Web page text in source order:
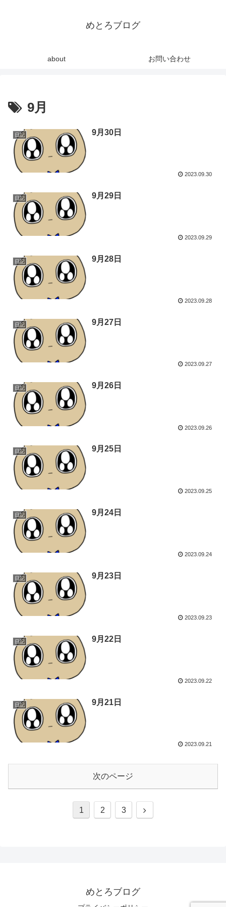
めとろブログ
about お問い合わせ
9月
日記 9月30日
2023.09.30
日記 9月29日
2023.09.29
日記 9月28日
2023.09.28
日記 9月27日
2023.09.27
日記 9月26日
2023.09.26
日記 9月25日
2023.09.25
日記 9月24日
2023.09.24
日記 9月23日
2023.09.23
日記 9月22日
2023.09.22
日記 9月21日
2023.09.21
次のページ
1 2 3
次
めとろブログ